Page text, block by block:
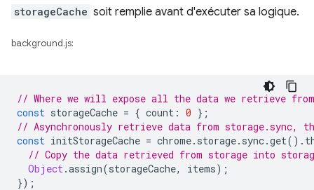
storageCache soit remplie avant d'exécuter sa logique.
background.js:
// Where we will expose all the data we retrieve
const storageCache = { count : 0 };
// Asynchronously retrieve data from storage.sync,
const initStorageCache = chrome. storage. sync.get().
// Copy the data retrieved from storage into
Object.assign(storageCache, items);
});